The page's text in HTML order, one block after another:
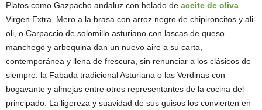
Platos como Gazpacho andaluz con helado de aceite de oliva
Virgen Extra, Mero a la brasa con arroz negro de chipironcitos y ali-
oli, o Carpaccio de solomillo asturiano con lascas de queso
manchego y arbequina dan un nuevo aire a su carta,
contemporánea y llena de frescura, sin renunciar a los clásicos de
siempre: la Fabada tradicional Asturiana o las Verdinas con
bogavante y almejas entre otros representantes de la cocina del
principado. La ligereza y suavidad de sus guisos los convierten en